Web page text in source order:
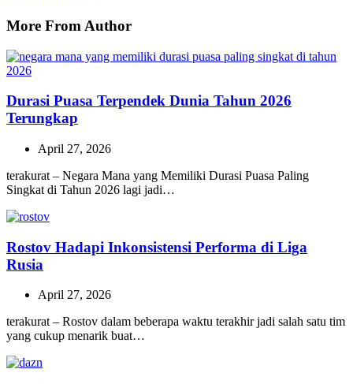
More From Author
Durasi Puasa Terpendek Dunia Tahun 2026
Terungkap
April 27, 2026
terakurat – Negara Mana yang Memiliki Durasi Puasa Paling
Singkat di Tahun 2026 lagi jadi…
Rostov Hadapi Inkonsistensi Performa di Liga
Rusia
April 27, 2026
terakurat – Rostov dalam beberapa waktu terakhir jadi salah satu tim
yang cukup menarik buat…